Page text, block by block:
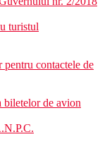
polo pe apa, tenis
tenis de masa,
plaja
aburi
turistul
contactele de
biletelor de avion